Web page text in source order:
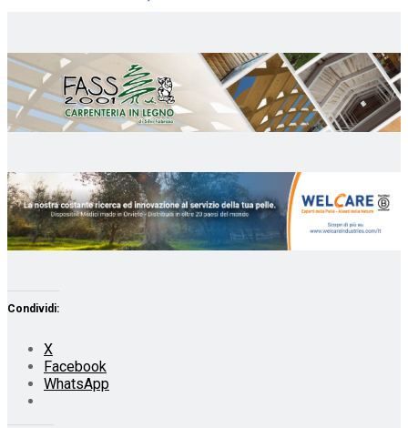
Condividi:
X
Facebook
WhatsApp